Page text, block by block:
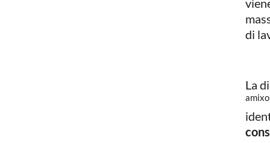
di
La